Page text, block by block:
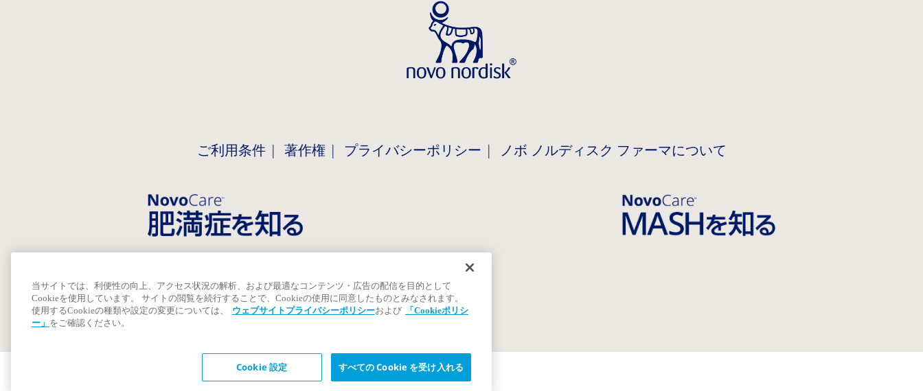
ご利用条件 著作権 プライバシーポリシー ノボ ノルディスク ファーマについて
当サイトでは、利便性の向上、アクセス状況の解析、および最適なコンテンツ・広告の配信を目的として
Cookieを使用しています。 サイトの閲覧を続行することで、Cookieの使用に同意したものとみなされます。
使用するCookieの種類や設定の変更については、
ウェブサイトプライバシーポリシーおよび
「Cookieポリシ
ー」 をご確認ください。
Cookie 設定 すべての Cookie を受け入れる